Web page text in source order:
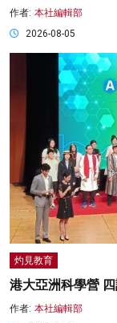
作者: 本社編輯部
2026-08-05
灼見教育
港大亞洲科學營
作者: 本社編輯部